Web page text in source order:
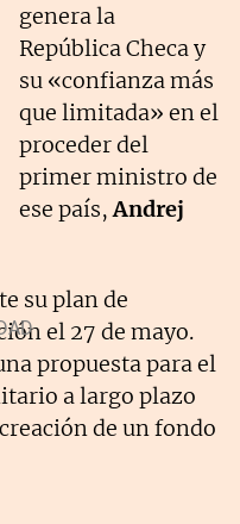
genera la
República Checa y
su «confianza más
que limitada» en el
proceder del
primer ministro de
ese país,Andrej
su plan de
el 27 de mayo.
propuesta para el
a largo plazo
de un fondo